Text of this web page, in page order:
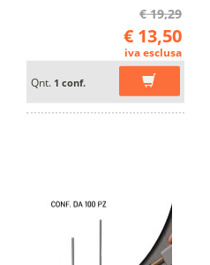
€ 19,29
€ 13,50
iva esclusa
Qnt. 1 conf.